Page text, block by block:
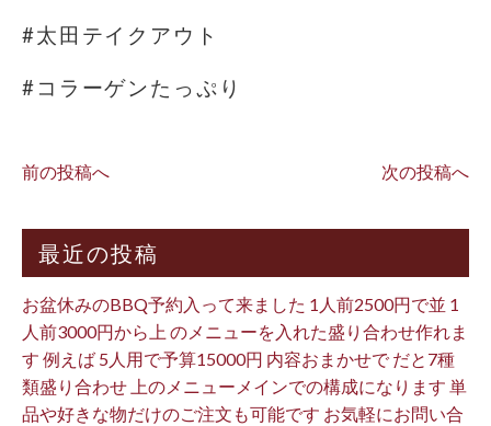
#太田テイクアウト
#コラーゲンたっぷり
前の投稿へ 次の投稿へ
最近の投稿
お盆休みのBBQ予約入って来ました 1人前2500円で並 1
人前3000円から上 のメニューを入れた盛り合わせ作れま
す 例えば 5人用で予算15000円 内容おまかせで だと7種
類盛り合わせ 上のメニューメインでの構成になります 単
品や好きな物だけのご注文も可能です お気軽にお問い合